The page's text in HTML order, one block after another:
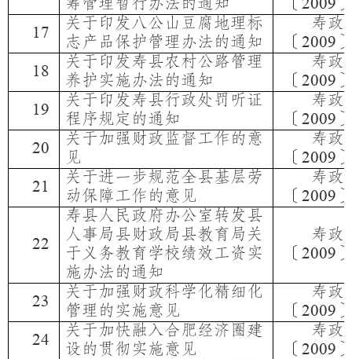
17
关于印发八公山豆腐地理标
志产品保护管理办法的通知
寿政
〔 2009 〕
18
关于印发寿县农村公路管理
养护实施办法的通知
寿政
〔 2009 〕
19
关于印发寿县行政处罚听证
程序规定的通知
寿政
〔 2009 〕
20
关于加强财政监督工作的意
见
寿政
〔 2009 〕
21
关于进一步规范全县基层劳
动保障工作的意见
寿政
〔 2009 〕
22
寿县人民政府办公室转发县
人事局县财政局县教育局关
于义务教育学校绩效工资实
施办法的通知
寿政
〔 2009 〕
23
关于加强财政科学化精细化
管理的实施意见
寿政
〔 2009 〕
24
关于加快融入合肥经济圈建
设的贯彻实施意见
寿政
〔 2009 〕